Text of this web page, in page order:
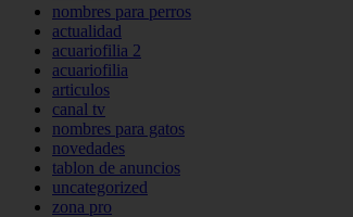
nombres para perros
actualidad
acuariofilia 2
acuariofilia
articulos
canal tv
nombres para gatos
novedades
tablon de anuncios
uncategorized
zona pro